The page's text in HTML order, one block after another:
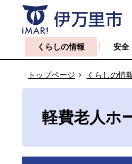
くらしの情報 安全
トップページ くらしの情
軽費老人ホ